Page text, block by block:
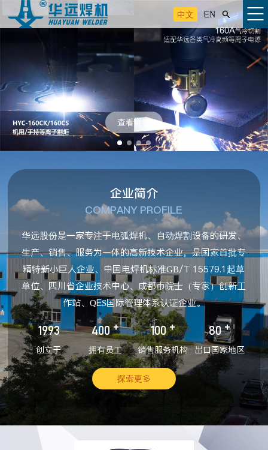
中文 EN 
查看详情
企业简介
COMPANY PROFILE
华远股份是一家专注于电弧焊机、自动焊割设备的研发、
生产、销售、服务为一体的高新技术企业，是国家首批专
精特新小巨人企业、中国电焊机标准GB/T 15579.1起草
单位、四川省企业技术中心、成都市院士（专家）创新工
作站、QES国际管理体系认证企业。
1993
创立于
400 +
拥有员工
100 +
销售服务机构
80 +
出口国家地区
探索更多